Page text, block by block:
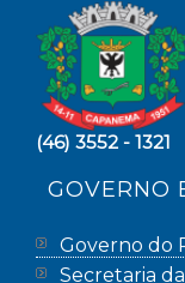
(46) 3552 - 1321
GOVERNO
Governo do
Secretaria